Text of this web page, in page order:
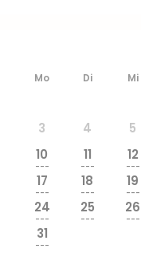
Mo Di Mi
3
4 5
10
---
11
---
12
---
17
---
18
---
19
---
24
---
25
---
26
---
31
---